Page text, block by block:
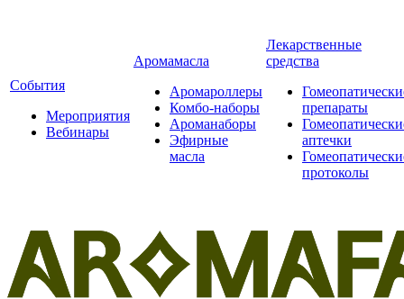
События
Мероприятия
Вебинары
Аромамасла
Аромароллеры
Комбо-наборы
Ароманаборы
Эфирные
масла
Лекарственные
средства
препараты
аптечки
протоколы